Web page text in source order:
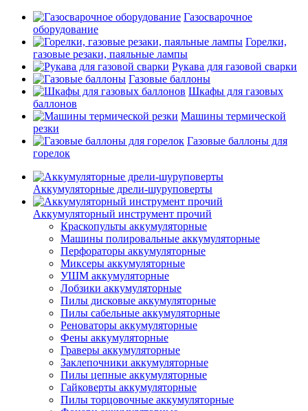
Газосварочное
оборудование
Горелки,
газовые резаки, паяльные лампы
Рукава для газовой сварки
Газовые баллоны
Шкафы для газовых
баллонов
Машины термической
резки
Газовые баллоны для
горелок
Аккумуляторные дрели-шуруповерты
Аккумуляторный инструмент прочий
Краскопульты аккумуляторные
Машины полировальные аккумуляторные
Перфораторы аккумуляторные
Миксеры аккумуляторные
УШМ аккумуляторные
Лобзики аккумуляторные
Пилы дисковые аккумуляторные
Пилы сабельные аккумуляторные
Реноваторы аккумуляторные
Фены аккумуляторные
Граверы аккумуляторные
Заклепочники аккумуляторные
Пилы цепные аккумуляторные
Гайковерты аккумуляторные
Пилы торцовочные аккумуляторные